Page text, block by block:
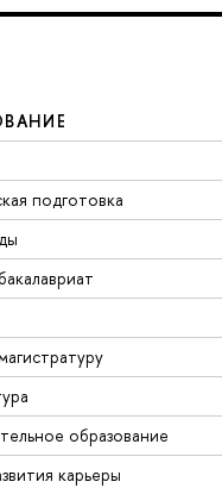
подготовка
образование
карьеры